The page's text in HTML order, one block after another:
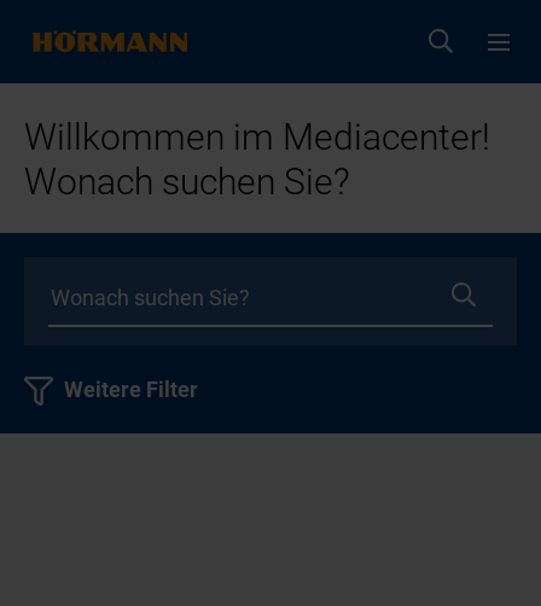
Willkommen im Mediacenter!
Wonach suchen Sie?
Weitere Filter